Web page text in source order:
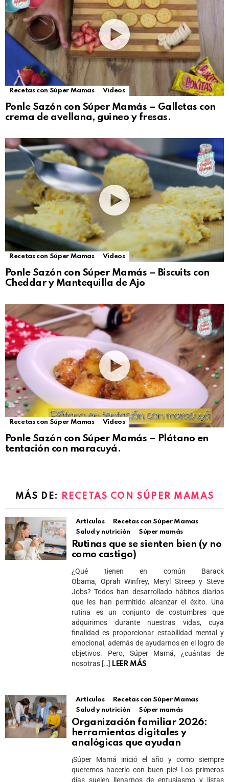
Recetas con Súper Mamas Videos
Ponle Sazón con Súper Mamás – Galletas con
crema de avellana, guineo y fresas.
Recetas con Súper Mamas Videos
Ponle Sazón con Súper Mamás – Biscuits con
Cheddar y Mantequilla de Ajo
Recetas con Súper Mamas Videos
Ponle Sazón con Súper Mamás – Plátano en
tentación con maracuyá.
MÁS DE: RECETAS CON SÚPER MAMAS
Artículos
Recetas con Súper Mamas
Salud y nutrición
Súper mamás
Rutinas que se sienten bien (y no
como castigo)
¿Qué tienen en común Barack
Obama, Oprah Winfrey, Meryl Streep y Steve
Jobs? Todos han desarrollado hábitos diarios
que les han permitido alcanzar el éxito. Una
rutina es un conjunto de costumbres que
adquirimos durante nuestras vidas, cuya
finalidad es proporcionar estabilidad mental y
emocional, además de ayudarnos en el logro de
objetivos. Pero, Súper Mamá, ¿cuántas de
nosotras […] LEER MÁS
Artículos
Recetas con Súper Mamas
Salud y nutrición
Súper mamás
Organización familiar 2026:
herramientas digitales y
analógicas que ayudan
¡Súper Mamá inició el año y como siempre
queremos hacerlo con buen pie! Los primeros
días suelen llenarnos de entusiasmo y listas